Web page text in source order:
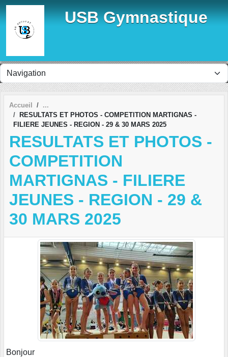
USB Gymnastique
Accueil
RESULTATS ET PHOTOS - COMPETITION MARTIGNAS -
FILIERE JEUNES - REGION - 29 & 30 MARS 2025
RESULTATS ET PHOTOS -
COMPETITION
MARTIGNAS - FILIERE
JEUNES - REGION - 29 &
30 MARS 2025
Bonjour
Panneau de gestion des cookies